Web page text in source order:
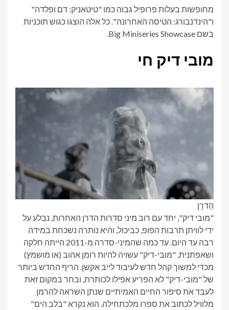
מחופשות בעלות פרופיל גבוה כמו "טיטאניק: דם ופלדה"
ו"הינדנבורג: הטיסה האחרונה". כל אלה הוצגו כגוש תוכניות
בשם Big Miniseries Showcase.
מובי דיק חי
הַדרָן
"מובי דיק", יחד עם רוב מיני סדרות הדרן האחרות, נבלע על
ידי לוויתן תרבות הפופ, כביכול, והיא נותרה נשכחת במידה
רבה עד היום. עד כמה שהמיני-סדרה מ-2011 הייתה חלקה
ושאפתנית, "מובי-דיק" עשויה להיות רומן אהוב (או מושמץ)
מכדי למשוך קהל חדש לעיבוד לייב אקשן. הריף החדש ביותר
של "מובי-דיק" לא הפריע אפילו לכותרת, ובחר במקום זאת
לעבד את סיפור החיים האמיתיים שנתן השראה להרמן
מלוויל לכתוב את ספרו מלכתחילה. הוא נקרא "בלב הים"